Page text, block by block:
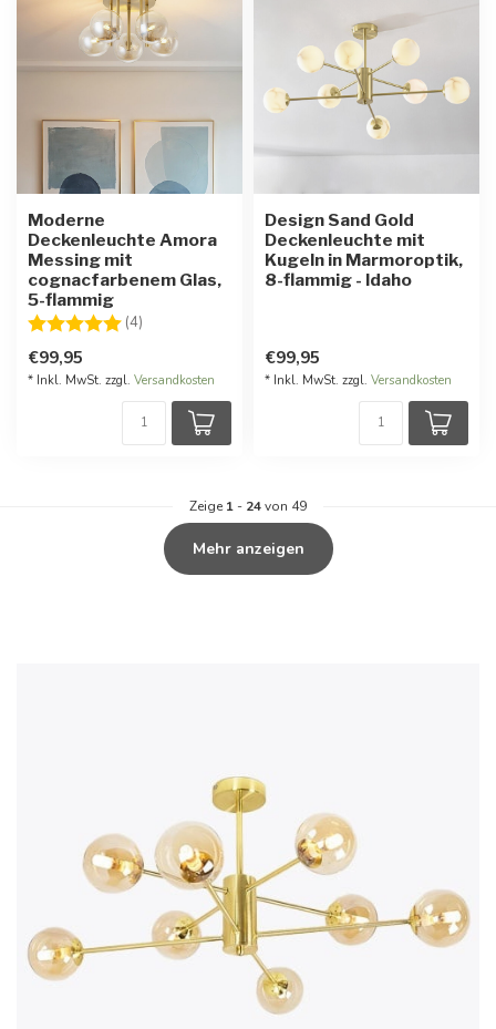
Moderne
Deckenleuchte Amora
Messing mit
cognacfarbenem Glas,
5-flammig
Bewertung:
(4)
€99,95
* Inkl. MwSt. zzgl. Versandkosten
Design Sand Gold
Deckenleuchte mit
Kugeln in Marmoroptik,
8-flammig - Idaho
€99,95
* Inkl. MwSt. zzgl. Versandkosten
Zeige 1 - 24von 49
Mehr anzeigen